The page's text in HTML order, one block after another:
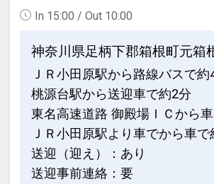
In 15:00 / Out 10:00
神奈川県足柄下郡箱根町元箱
ＪＲ小田原駅から路線バスで約
桃源台駅から送迎車で約2分
東名高速道路 御殿場ＩＣから
ＪＲ小田原駅より車でから車で
送迎（迎え）：あり
送迎事前連絡：要